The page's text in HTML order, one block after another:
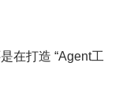
在打造 “Agent工